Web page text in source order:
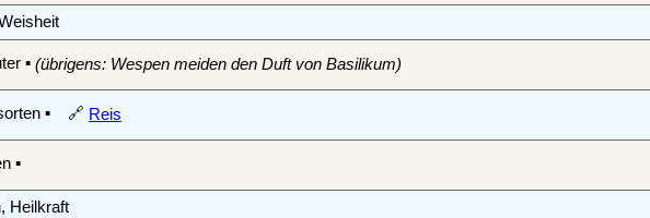
▪ (übrigens: Wespen meiden den Duft von Basilikum)
▪ 🔗 Reis
▪
Heilkraft